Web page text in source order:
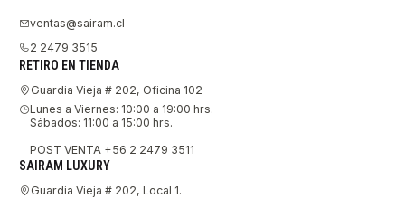
ventas@sairam.cl
2 2479 3515
RETIRO EN TIENDA
Guardia Vieja # 202, Oficina 102
Lunes a Viernes: 10:00 a 19:00 hrs.
Sábados: 11:00 a 15:00 hrs.
POST VENTA +56 2 2479 3511
SAIRAM LUXURY
Guardia Vieja # 202, Local 1.